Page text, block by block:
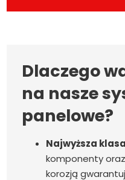
Dlaczego
na nasze
panelowe?
Najwyższa
komponenty
korozją